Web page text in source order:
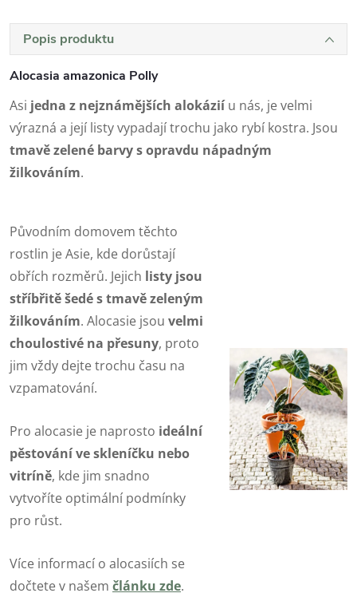
Popis produktu
Alocasia amazonica Polly
Asi jedna z nejznámějších alokáziíu nás, je velmi
výrazná a její listy vypadají trochu jako rybí kostra. Jsou
tmavě zelené barvy s opravdu nápadným
žilkováním.
Původním domovem těchto
rostlin je Asie, kde dorůstají
obřích rozměrů. Jejich listy jsou
stříbřitě šedé s tmavě zeleným
žilkováním. Alocasie jsou velmi
choulostivé na přesuny, proto
jim vždy dejte trochu času na
vzpamatování.
Pro alocasie je naprosto ideální
pěstování ve skleníčku nebo
vitríně, kde jim snadno
vytvoříte optimální podmínky
pro růst.
Více informací o alocasiích se
dočtete v našem článku zde.